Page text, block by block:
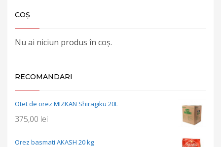
COȘ
Nu ai niciun produs în coș.
RECOMANDARI
Otet de orez MIZKAN Shiragiku 20L
375,00 lei
Orez basmati AKASH 20 kg